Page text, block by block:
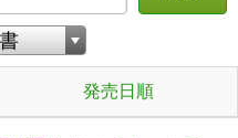
発売日順